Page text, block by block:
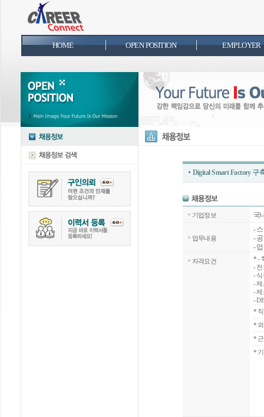
HOME OPEN POSITION EMPLOYER
Digital Smart Factory
기업정보 국
업무내용
-
-
-
자격요건 *-
-
-
-
- 제
-
*
*
*
*